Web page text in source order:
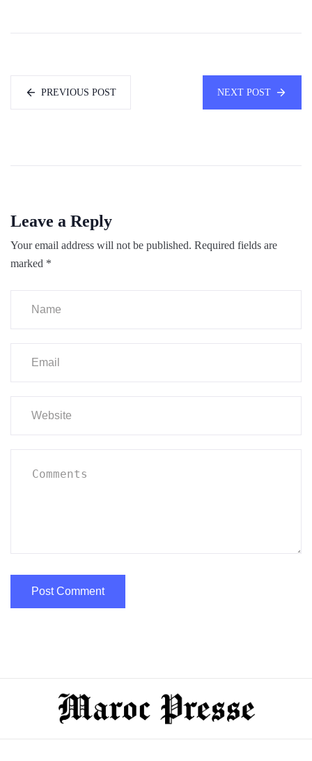
PREVIOUS POST NEXT POST
Leave a Reply
Your email address will not be published. Required fields are
marked *